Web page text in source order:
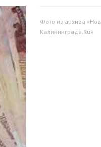
Фото из архива
Калининграда.Ru»